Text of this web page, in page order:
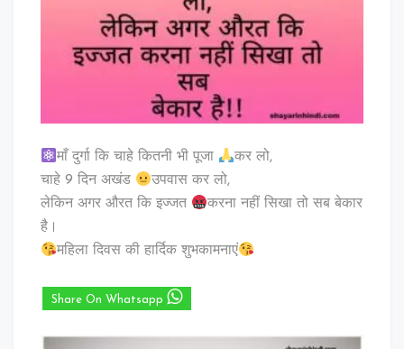
माँ दुर्गा कि चाहे कितनी भी पूजा
कर लो,
चाहे 9 दिन अखंड
उपवास कर लो,
लेकिन अगर औरत कि इज्जत
करना नहीं सिखा तो सब बेकार
है।
महिला दिवस की हार्दिक शुभकामनाएं
Share On Whatsapp